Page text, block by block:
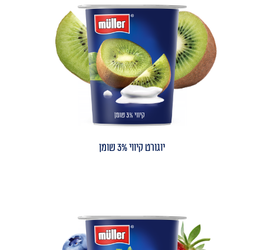
יוגורט קיווי 3% שומן